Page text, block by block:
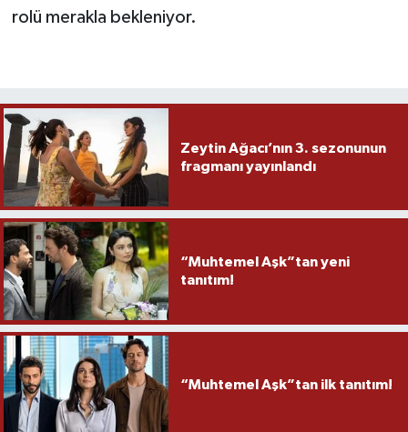
rolü merakla bekleniyor.
Zeytin Ağacı’nın 3. sezonunun
fragmanı yayınlandı
“Muhtemel Aşk”tan yeni
tanıtım!
“Muhtemel Aşk”tan ilk tanıtım!